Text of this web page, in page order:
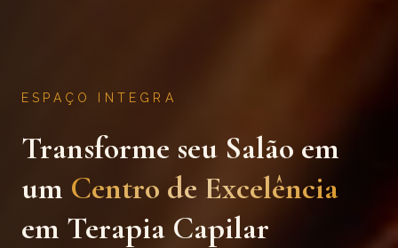
ESPAÇO INTEGRA
Transforme seu Salão em
um Centro de Excelência
em Terapia Capilar